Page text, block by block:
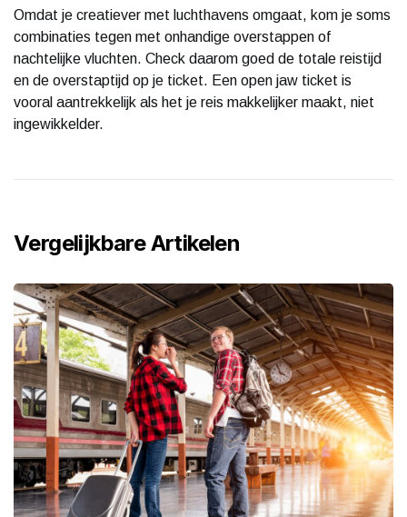
Omdat je creatiever met luchthavens omgaat, kom je soms
combinaties tegen met onhandige overstappen of
nachtelijke vluchten. Check daarom goed de totale reistijd
en de overstaptijd op je ticket. Een open jaw ticket is
vooral aantrekkelijk als het je reis makkelijker maakt, niet
ingewikkelder.
Vergelijkbare Artikelen